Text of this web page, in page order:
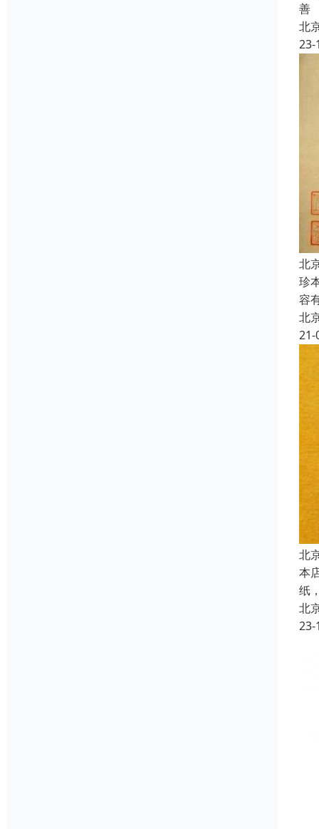
善
北
23-
北
珍
容
北
21-
北
本
纸
北
23-